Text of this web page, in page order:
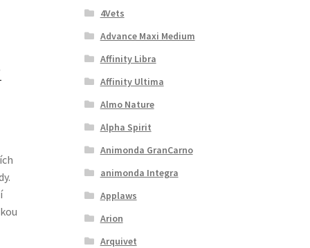
4Vets
Advance Maxi Medium
Affinity Libra
Affinity Ultima
Almo Nature
Alpha Spirit
Animonda GranCarno
animonda Integra
Applaws
Arion
Arquivet